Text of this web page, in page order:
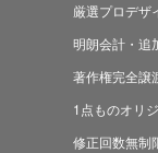
厳選プロデザ
明朗会計・追
著作権完全譲
1点ものオリ
修正回数無制